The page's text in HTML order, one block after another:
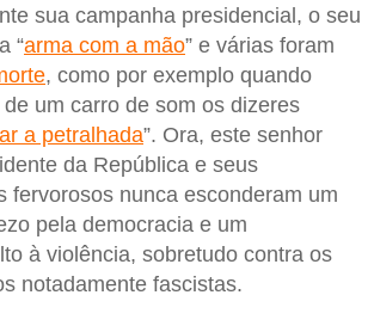
sua campanha presidencial, o seu
“arma com a mão” e várias foram
, como por exemplo quando
um carro de som os dizeres
a petralhada”. Ora, este senhor
da República e seus
fervorosos nunca esconderam um
pela democracia e um
à violência, sobretudo contra os
notadamente fascistas.